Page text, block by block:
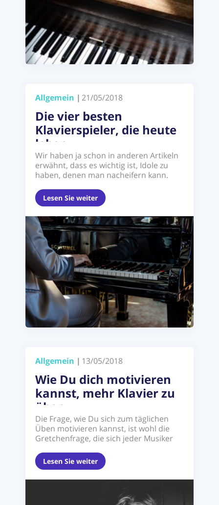
Allgemein | 21/05/2018
Die vier besten
Klavierspieler, die heute
leben
Wir haben ja schon in anderen Artikeln
erwähnt, dass es wichtig ist, Idole zu
haben, denen man nacheifern kann.
Lesen Sie weiter
Allgemein | 13/05/2018
Wie Du dich motivieren
kannst, mehr Klavier zu
üben
Die Frage, wie Du sich zum täglichen
Üben motivieren kannst, ist wohl die
Gretchenfrage, die sich jeder Musiker
Lesen Sie weiter